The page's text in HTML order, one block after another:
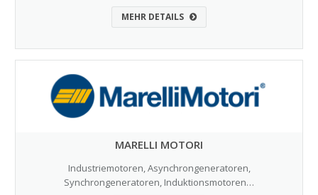
MEHR DETAILS
MARELLI MOTORI
Industriemotoren, Asynchrongeneratoren,
Synchrongeneratoren, Induktionsmotoren…